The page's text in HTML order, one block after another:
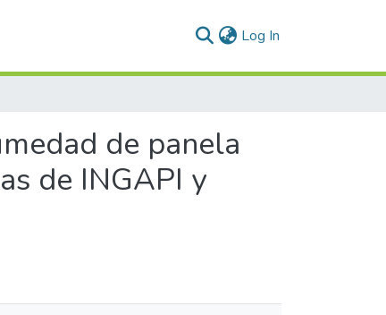
Log In
de panela
de INGAPI y